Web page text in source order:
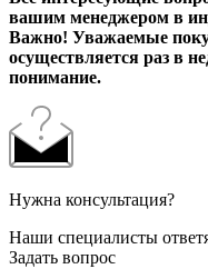
вашим менеджером в
Важно! Уважаемые
осуществляется раз в
понимание.
Нужна консультация?
Наши специалисты
Задать вопрос